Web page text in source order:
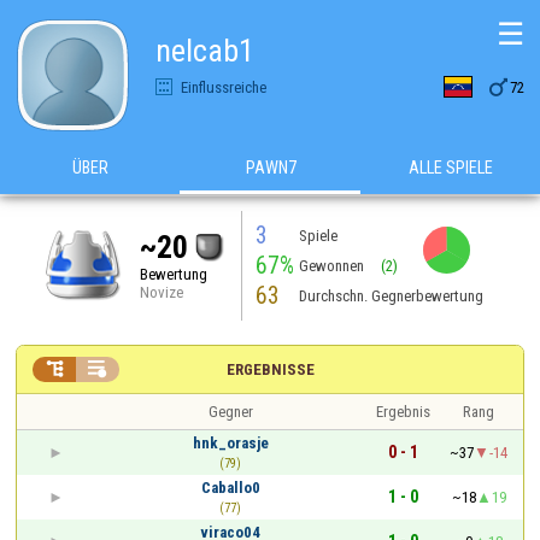
nelcab1
Einflussreiche 72
☰
ÜBER PAWN7 ALLE SPIELE
~20
Bewertung
Novize
3 Spiele
67% Gewonnen (2)
63 Durchschn. Gegnerbewertung
ERGEBNISSE
 
Gegner Ergebnis
Rang
hnk_orasje
(79)
0 - 1 ~37
-14
Caballo0
(77)
1 - 0 ~18
19
viraco04